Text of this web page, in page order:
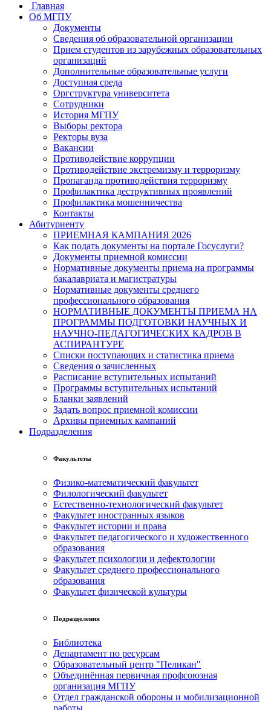
Главная
Об МГПУ
Документы
Сведения об образовательной организации
Прием студентов из зарубежных образовательных
организаций
Дополнительные образовательные услуги
Доступная среда
Оргструктура университета
Сотрудники
История МГПУ
Выборы ректора
Ректоры вуза
Вакансии
Противодействие коррупции
Противодействие экстремизму и терроризму
Пропаганда противодействия терроризму
Профилактика деструктивных проявлений
Профилактика мошенничества
Контакты
Абитуриенту
ПРИЕМНАЯ КАМПАНИЯ 2026
Как подать документы на портале Госуслуги?
Документы приемной комиссии
Нормативные документы приема на программы
бакалавриата и магистратуры
Нормативные документы среднего
профессионального образования
НОРМАТИВНЫЕ ДОКУМЕНТЫ ПРИЕМА НА
ПРОГРАММЫ ПОДГОТОВКИ НАУЧНЫХ И
НАУЧНО-ПЕДАГОГИЧЕСКИХ КАДРОВ В
АСПИРАНТУРЕ
Списки поступающих и статистика приема
Сведения о зачисленных
Расписание вступительных испытаний
Программы вступительных испытаний
Бланки заявлений
Задать вопрос приемной комиссии
Архивы приемных кампаний
Подразделения
Факультеты
Физико-математический факультет
Филологический факультет
Естественно-технологический факультет
Факультет иностранных языков
Факультет истории и права
Факультет педагогического и художественного
образования
Факультет психологии и дефектологии
Факультет среднего профессионального
образования
Факультет физической культуры
Подразделения
Библиотека
Департамент по ресурсам
Образовательный центр "Пеликан"
Объединённая первичная профсоюзная
организация МГПУ
Отдел гражданской обороны и мобилизационной
работы